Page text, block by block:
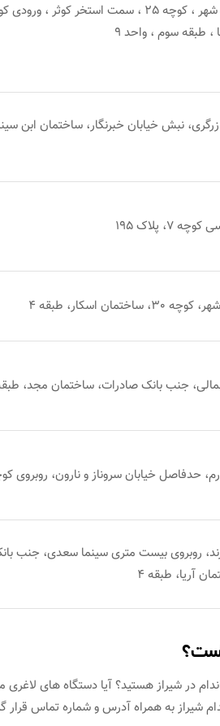
، طبقه سوم ، واحد 9
زرگری، نبش خیابان خبرنگار، ساختمان ابن
7، پلاک 195
اسکار، طبقه 4
جنب بانک صادرات، ساختمان مجد، طبقه
حدفاصل خیابان سروناز و نارون، روبروی
زند، روبروی بیست متری سینما سعدی، جنب
آریا، طبقه 4
در شیراز هستید؟ آیا دستگاه های لاغری
شیراز به همراه آدرس و شماره تماس قرار